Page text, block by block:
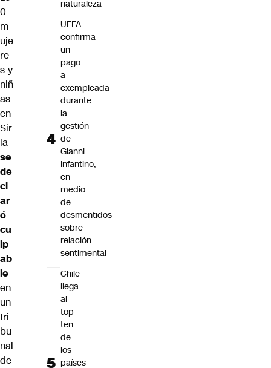
0
m
uje
re
s y
niñ
as
en
Sir
ia
se
de
cl
ar
ó
cu
lp
ab
le
en
un
tri
bu
nal
de
naturaleza
UEFA
confirma
un
pago
a
exempleada
durante
la
gestión
de
Gianni
Infantino,
en
medio
de
desmentidos
sobre
relación
sentimental
Chile
llega
al
top
ten
de
los
países